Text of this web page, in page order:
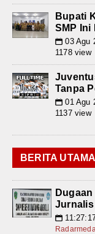
Bupati
SMP Ini
📅 03 Agu
1178 view
Tanpa
📅 01 Agu
1137 view
BERITA UTAMA
Jurnalis
📅